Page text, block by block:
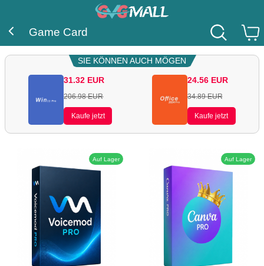
Game Card
SIE KÖNNEN AUCH MÖGEN
31.32 EUR
206.98 EUR
Kaufe jetzt
24.56 EUR
34.89 EUR
Kaufe jetzt
Auf Lager Auf Lager